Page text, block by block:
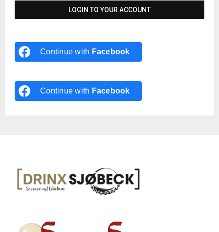
Continue with Facebook
Continue with Facebook